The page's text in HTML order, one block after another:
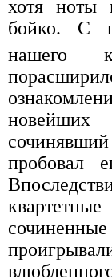
хотя ноты
бойко. С
нашего
новейших
пробовал